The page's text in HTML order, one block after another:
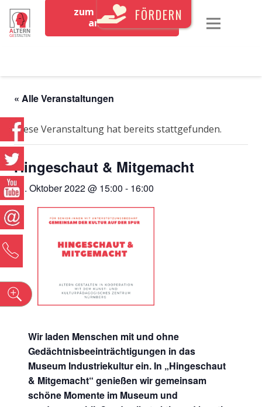
zum Newsletter
anmeldenFÖRDERN
« Alle Veranstaltungen
Diese Veranstaltung hat bereits stattgefunden.
Hingeschaut & Mitgemacht
13. Oktober 2022 @ 15:00 - 16:00
Wir laden Menschen mit und ohne
Gedächtnisbeeinträchtigungen in das
Museum Industriekultur ein. In „Hingeschaut
& Mitgemacht“ genießen wir gemeinsam
schöne Momente im Museum und